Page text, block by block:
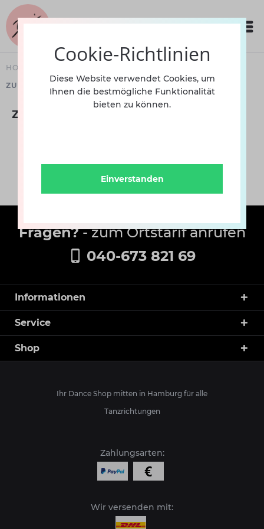
HOME
ZUBEHÖR SPITZENSCHUHE
Zubehör Spitzenschuhe
Fragen?- zum Ortstarif anrufen
040-673 821 69
Informationen
Service
Shop
Ihr Dance Shop mitten in Hamburg für alle
Tanzrichtungen
Zahlungsarten:
Wir versenden mit:
Cookie-Richtlinien
Diese Website verwendet Cookies, um
Ihnen die bestmögliche Funktionalität
bieten zu können.
Einverstanden